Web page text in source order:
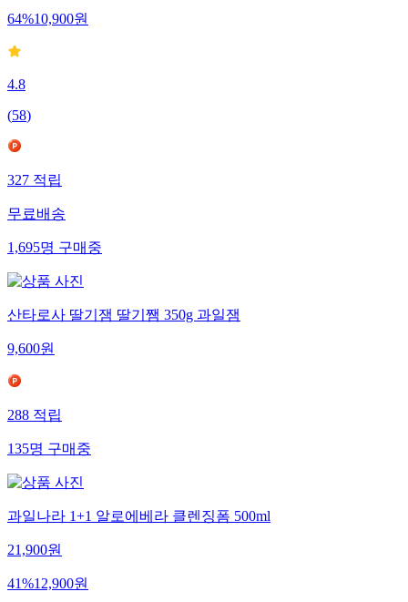
64%10,900원
4.8
(58)
327적립
무료배송
1,695명구매중
산타로사 딸기잼 딸기쨈 350g 과일잼
9,600원
288적립
135명구매중
과일나라 1+1 알로에베라 클렌징폼 500ml
21,900원
41%12,900원